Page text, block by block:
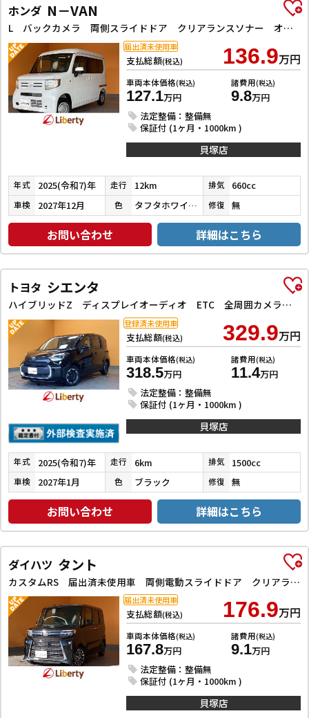
ホンダ N－VAN
L バックカメラ 両側スライドドア クリアランスソナー オートクルーズコントロール レーンアシスト 衝突被害軽減システム オートライト キーレスエントリー アイドリングストップ 電動格納ミラー CVT
支払総額(税込) 136.9万円
車両本体価格(税込)
127.1万円
諸費用(税込)
9.8万円
法定整備：整備無
保証付 (1ヶ月・1000km )
届出済未使用車
貝塚店
年式 2025(令和7)年 走行 12km 排気 660cc
車検 2027年12月 色 タフタホワイトⅢ 修復 無
お問い合わせ 詳細はこちら
トヨタ シエンタ
ハイブリッドZ ディスプレイオーディオ ETC 全周囲カメラ ナビ TV クリアランスソナー オートクルーズコントロール レーンアシスト 衝突被害軽減システム 両側電動スライドドア オートマチックハイビームー
支払総額(税込) 329.9万円
車両本体価格(税込)
318.5万円
諸費用(税込)
11.4万円
法定整備：整備無
保証付 (1ヶ月・1000km )
登録済未使用車
貝塚店
年式 2025(令和7)年 走行 6km 排気 1500cc
車検 2027年1月 色 ブラック 修復 無
お問い合わせ 詳細はこちら
ダイハツ タント
カスタムRS 届出済未使用車 両側電動スライドドア クリアランスソナー 衝突被害軽減システム オートライト LEDヘッドランプ スマートキー アイドリングストップ 電動格納ミラー シートヒーター CVT
支払総額(税込) 176.9万円
車両本体価格(税込)
167.8万円
諸費用(税込)
9.1万円
法定整備：整備無
保証付 (1ヶ月・1000km )
届出済未使用車
貝塚店